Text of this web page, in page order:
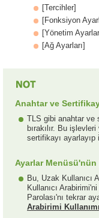
[Tercihler]
[Fonksiyon
[Yönetim
[Ağ Ayarları]
Anahtar ve
TLS gibi anahtar ve
bırakılır. Bu
sertifikayı
Ayarlar Menüsü'nün
Bu, Uzak Kullanıcı
Kullanıcı
Parolası'nı tekrar
Arabirimi